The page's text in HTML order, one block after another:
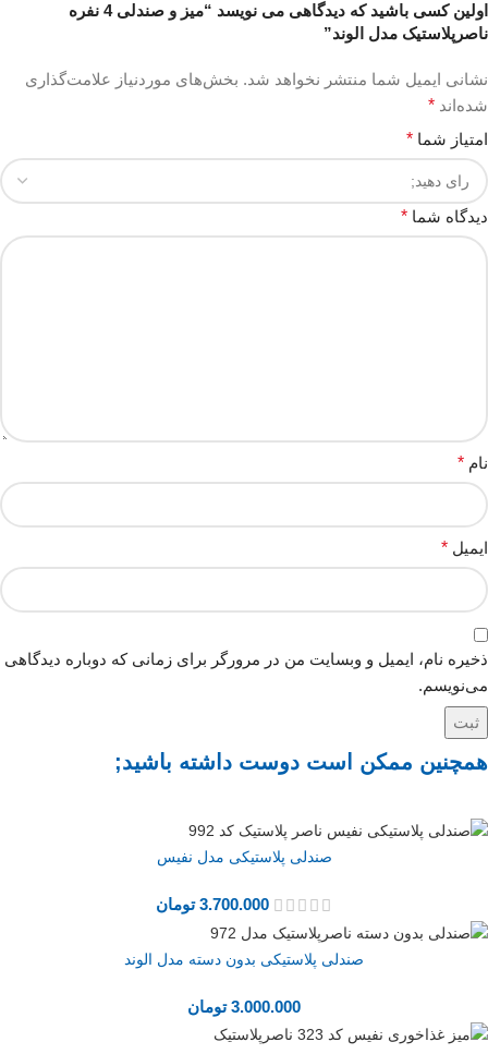
اولین کسی باشید که دیدگاهی می نویسد “میز و صندلی 4 نفره
ناصرپلاستیک مدل الوند”
نشانی ایمیل شما منتشر نخواهد شد. بخش‌های موردنیاز علامت‌گذاری
شده‌اند *
امتیاز شما *
دیدگاه شما *
نام *
ایمیل *
ذخیره نام، ایمیل و وبسایت من در مرورگر برای زمانی که دوباره دیدگاهی
می‌نویسم.
همچنین ممکن است دوست داشته باشید;
صندلی پلاستیکی مدل نفیس
3.700.000 تومان
صندلی پلاستیکی بدون دسته مدل الوند
3.000.000 تومان